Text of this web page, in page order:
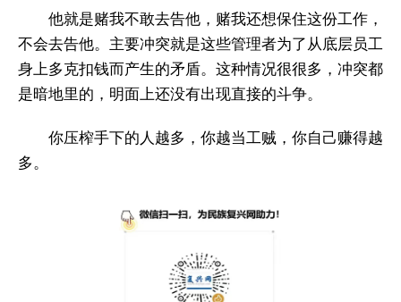
他就是赌我不敢去告他，赌我还想保住这份工作，
不会去告他。主要冲突就是这些管理者为了从底层员工
身上多克扣钱而产生的矛盾。这种情况很很多，冲突都
是暗地里的，明面上还没有出现直接的斗争。
你压榨手下的人越多，你越当工贼，你自己赚得越
多。